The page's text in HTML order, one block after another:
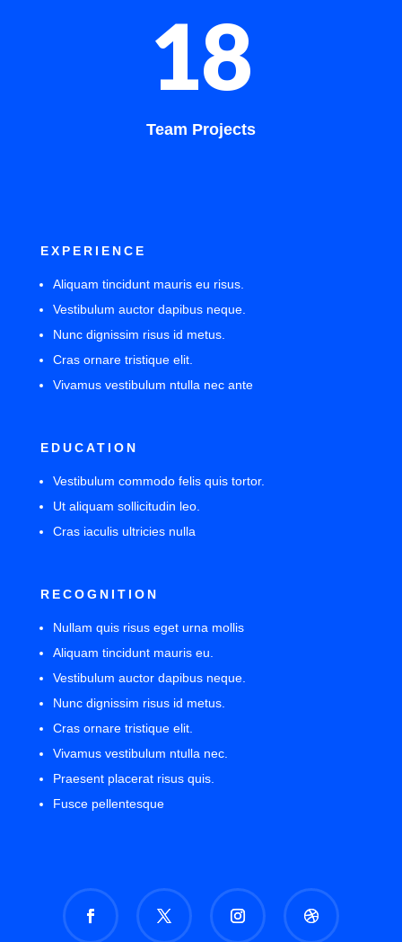
18
Team Projects
EXPERIENCE
Aliquam tincidunt mauris eu risus.
Vestibulum auctor dapibus neque.
Nunc dignissim risus id metus.
Cras ornare tristique elit.
Vivamus vestibulum ntulla nec ante
EDUCATION
Vestibulum commodo felis quis tortor.
Ut aliquam sollicitudin leo.
Cras iaculis ultricies nulla
RECOGNITION
Nullam quis risus eget urna mollis
Aliquam tincidunt mauris eu.
Vestibulum auctor dapibus neque.
Nunc dignissim risus id metus.
Cras ornare tristique elit.
Vivamus vestibulum ntulla nec.
Praesent placerat risus quis.
Fusce pellentesque